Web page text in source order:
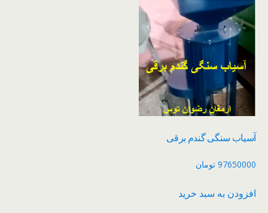
آسیاب سنگی گندم برقی
97650000 تومان
افزودن به سبد خرید